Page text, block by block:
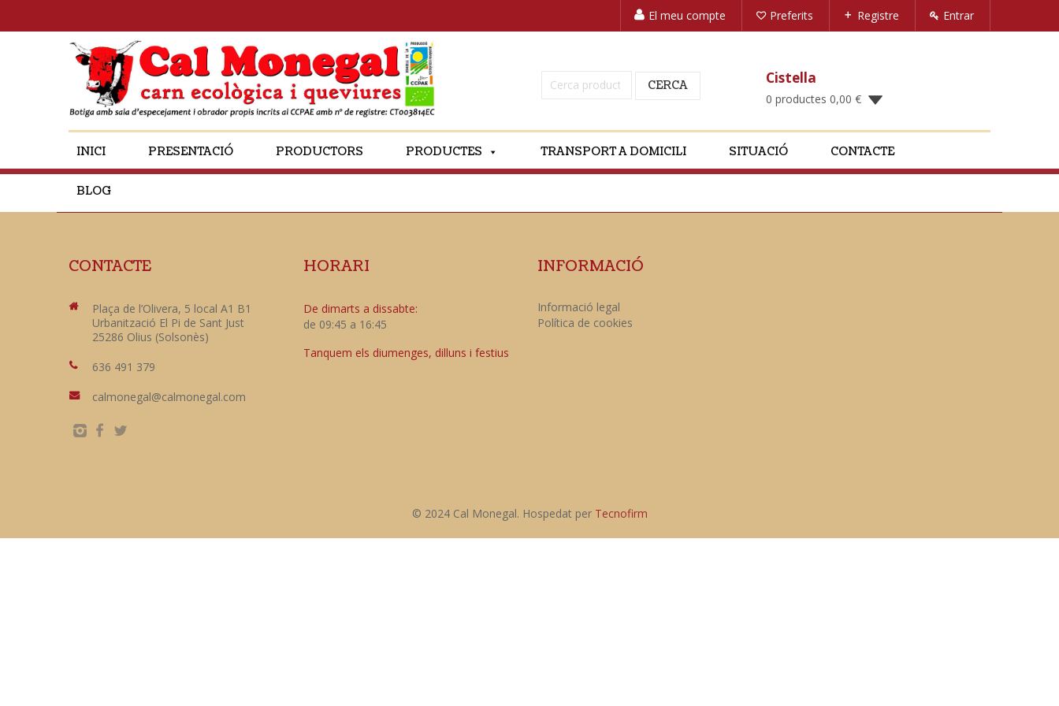
El meu compte Preferits Registre Entrar
Cerca: CERCA Cistella
0 productes 0,00 €
INICI PRESENTACIÓ PRODUCTORS PRODUCTES TRANSPORT A DOMICILI SITUACIÓ CONTACTE
BLOG
CONTACTE
Plaça de l’Olivera, 5 local A1 B1
Urbanització El Pi de Sant Just
25286 Olius (Solsonès)
636 491 379
calmonegal@calmonegal.com
HORARI
De dimarts a dissabte:
de 09:45 a 16:45
Tanquem els diumenges, dilluns i festius
INFORMACIÓ
Informació legal
Política de cookies
© 2024 Cal Monegal. Hospedat per Tecnofirm